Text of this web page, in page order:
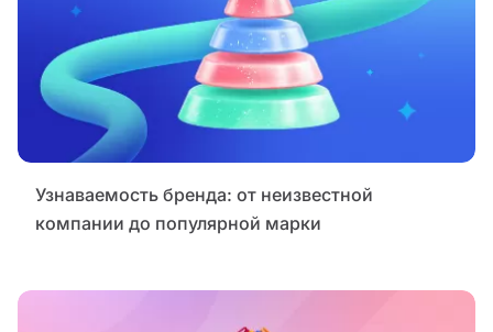
Узнаваемость бренда: от неизвестной
компании до популярной марки